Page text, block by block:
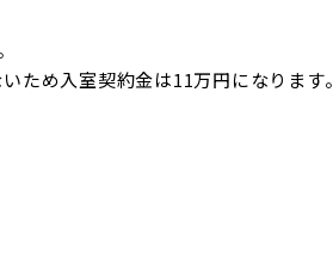
ため入室契約金は11万円になります。